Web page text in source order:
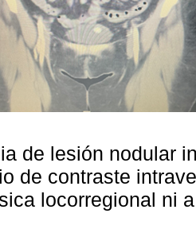
de lesión nodular
de contraste
locorregional ni